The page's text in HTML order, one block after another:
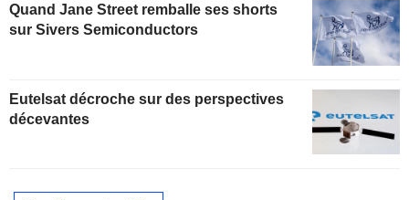
Quand Jane Street remballe ses shorts
sur Sivers Semiconductors
Eutelsat décroche sur des perspectives
décevantes